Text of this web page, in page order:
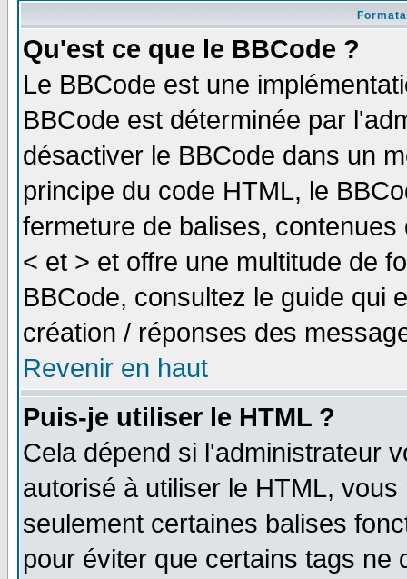
Qu'est ce que le BBCode ?
Le BBCode est une
BBCode est déterminée par
désactiver le BBCode dans un
principe du code HTML, le
fermeture de balises,
< et > et offre une multitude de
BBCode, consultez le guide qui
création / réponses des
Revenir en haut
Puis-je utiliser le HTML ?
Cela dépend si l'administrateur
autorisé à utiliser le HTML,
seulement certaines balises
pour éviter que certains tags ne